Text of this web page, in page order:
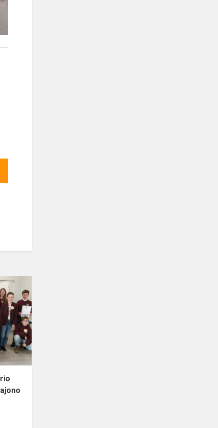
„Pavasario
saulei
nušvitus
rajo...